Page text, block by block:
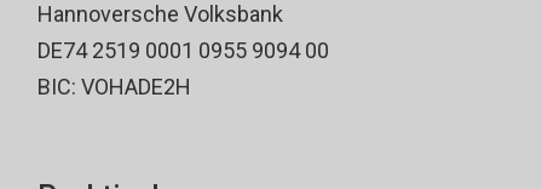
Hannoversche Volksbank
DE74 2519 0001 0955 9094 00
BIC: VOHADE2H